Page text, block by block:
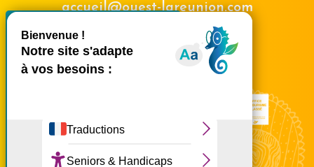
Tout accepter
Masquer le
accueil@ouest-lareunion.com
02 62 42 31 31
Nous rencontrer